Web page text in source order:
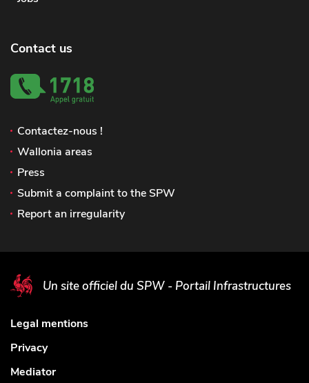
Contact us
Contactez-nous !
Wallonia areas
Press
Submit a complaint to the SPW
Report an irregularity
Un site officiel du SPW - Portail Infrastructures
Legal mentions
Privacy
Mediator